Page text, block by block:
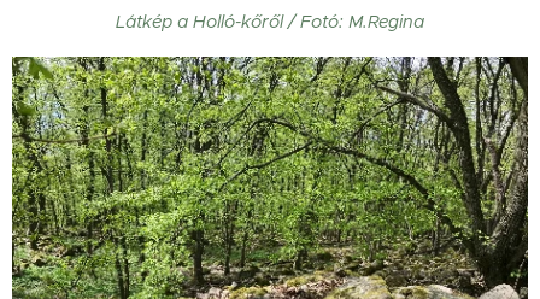
Látkép a Holló-kőről / Fotó: M.Regina